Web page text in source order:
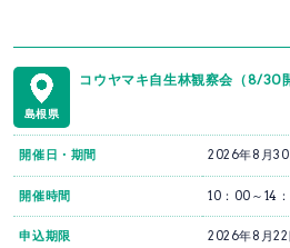
島根県
コウヤマキ自生林観察会（8/30
開催日・期間 2026年8月30
開催時間 10：00～14
申込期限 2026年8月22